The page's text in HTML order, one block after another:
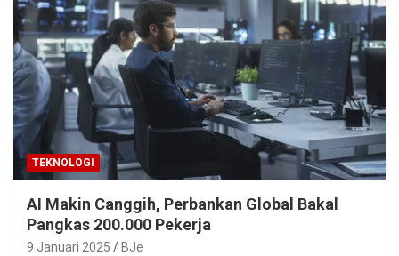
TEKNOLOGI
AI Makin Canggih, Perbankan Global Bakal
Pangkas 200.000 Pekerja
9 Januari 2025 BJe